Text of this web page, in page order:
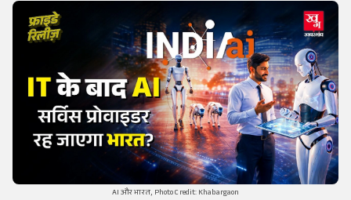
AI और भारत, Photo Credit: Khabargaon